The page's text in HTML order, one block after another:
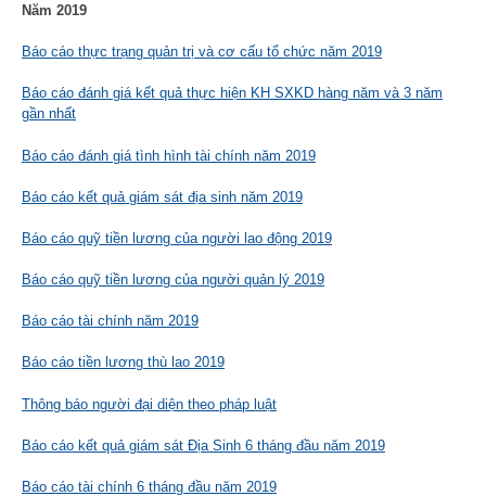
Năm 2019
Báo cáo thực trạng quản trị và cơ cấu tổ chức năm 2019
Báo cáo đánh giá kết quả thực hiện KH SXKD hàng năm và 3 năm
gần nhất
Báo cáo đánh giá tình hình tài chính năm 2019
Báo cáo kết quả giám sát địa sinh năm 2019
Báo cáo quỹ tiền lương của người lao động 2019
Báo cáo quỹ tiền lương của người quản lý 2019
Báo cáo tài chính năm 2019
Báo cáo tiền lương thù lao 2019
Thông báo người đại diện theo pháp luật
Báo cáo kết quả giám sát Địa Sinh 6 tháng đầu năm 2019
Báo cáo tài chính 6 tháng đầu năm 2019